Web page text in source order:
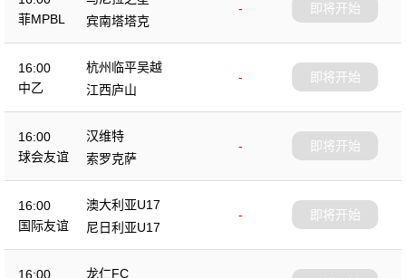
菲MPBL
-
宾南塔塔克
即将开始
16:00
中乙
杭州临平吴越
-
江西庐山
即将开始
16:00
球会友谊
汉维特
-
索罗克萨
即将开始
16:00
国际友谊
澳大利亚U17
-
尼日利亚U17
即将开始
16:00 龙仁FC